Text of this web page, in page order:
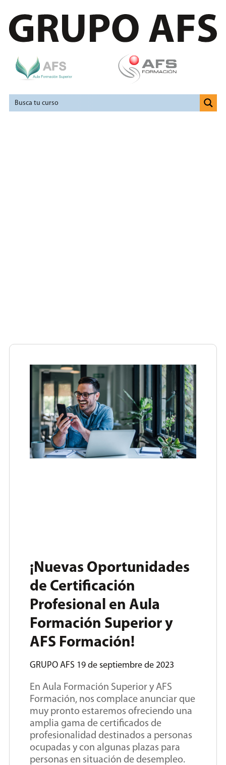
¡Nuevas Oportunidades
de Certificación
Profesional en Aula
Formación Superior y
AFS Formación!
GRUPO AFS 19 de septiembre de 2023
En Aula Formación Superior y AFS
Formación, nos complace anunciar que
muy pronto estaremos ofreciendo una
amplia gama de certificados de
profesionalidad destinados a personas
ocupadas y con algunas plazas para
personas en situación de desempleo.